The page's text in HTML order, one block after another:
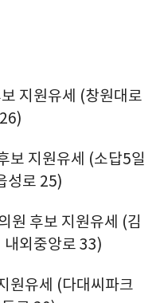
지원유세 (창원대로
보 지원유세 (소답5일
성로 25)
원 후보 지원유세 (김
내외중앙로 33)
원유세 (다대씨파크